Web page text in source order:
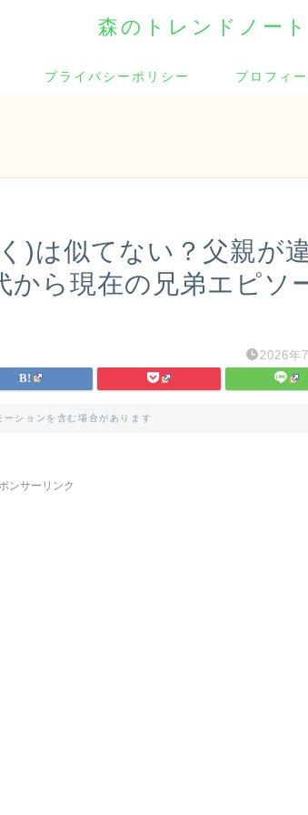
森のトレンドノート
プライバシーポリシー プロフィ
)は似てない？父親が
から現在の兄弟エピソ
2026年
ーションを含む場合があります
ンサーリンク